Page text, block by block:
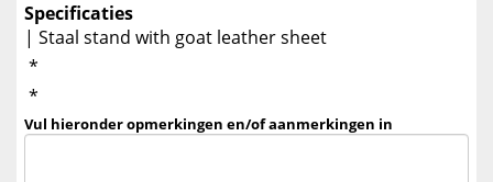
Specificaties
| Staal stand with goat leather sheet
*
*
Vul hieronder opmerkingen en/of aanmerkingen in